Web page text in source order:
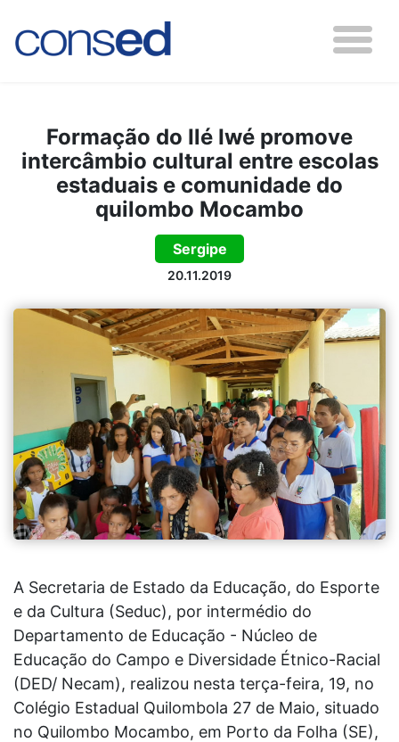
Formação do Ilé Iwé promove
intercâmbio cultural entre escolas
estaduais e comunidade do
quilombo Mocambo
Sergipe
20.11.2019
A Secretaria de Estado da Educação, do Esporte
e da Cultura (Seduc), por intermédio do
Departamento de Educação - Núcleo de
Educação do Campo e Diversidade Étnico-Racial
(DED/ Necam), realizou nesta terça-feira, 19, no
Colégio Estadual Quilombola 27 de Maio, situado
no Quilombo Mocambo, em Porto da Folha (SE),